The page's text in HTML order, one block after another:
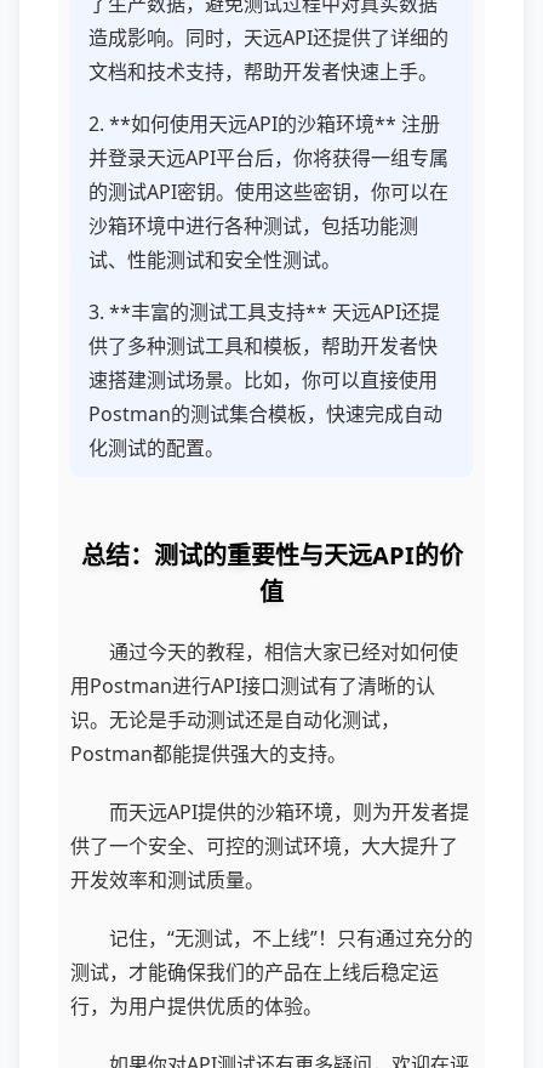
造成影响。同时，天远API还提供了详细的
文档和技术支持，帮助开发者快速上手。
2. **如何使用天远API的沙箱环境** 注册
并登录天远API平台后，你将获得一组专属
的测试API密钥。使用这些密钥，你可以在
沙箱环境中进行各种测试，包括功能测
试、性能测试和安全性测试。
3. **丰富的测试工具支持** 天远API还提
供了多种测试工具和模板，帮助开发者快
速搭建测试场景。比如，你可以直接使用
Postman的测试集合模板，快速完成自动
化测试的配置。
总结：测试的重要性与天远API的价
值
通过今天的教程，相信大家已经对如何使
用Postman进行API接口测试有了清晰的认
识。无论是手动测试还是自动化测试，
Postman都能提供强大的支持。
而天远API提供的沙箱环境，则为开发者提
供了一个安全、可控的测试环境，大大提升了
开发效率和测试质量。
记住，“无测试，不上线”！只有通过充分的
测试，才能确保我们的产品在上线后稳定运
行，为用户提供优质的体验。